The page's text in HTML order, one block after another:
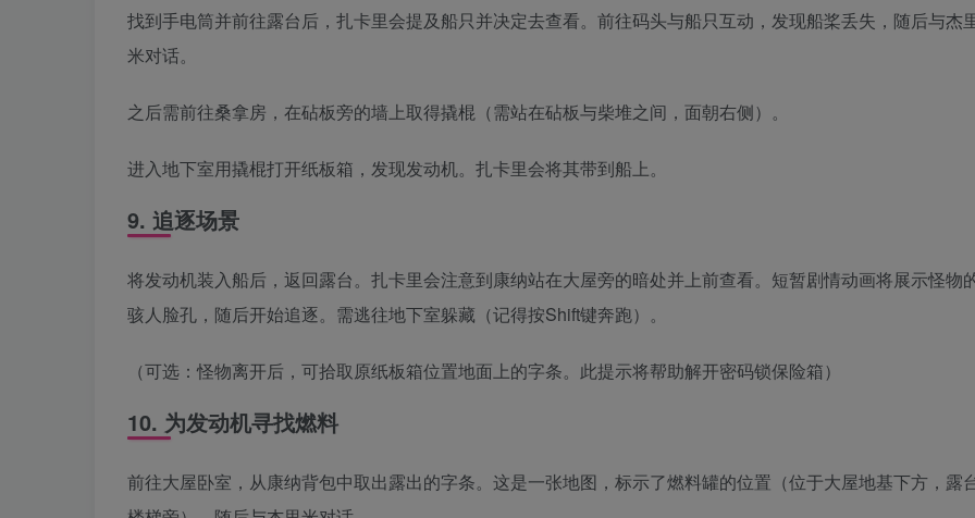
找到手电筒并前往露台后，扎卡里会提及船只并决定去查看。前往码头与船只互动，发现船桨丢失，随后与杰
米对话。
之后需前往桑拿房，在砧板旁的墙上取得撬棍（需站在砧板与柴堆之间，面朝右侧）。
进入地下室用撬棍打开纸板箱，发现发动机。扎卡里会将其带到船上。
9. 追逐场景
将发动机装入船后，返回露台。扎卡里会注意到康纳站在大屋旁的暗处并上前查看。短暂剧情动画将展示怪物
骇人脸孔，随后开始追逐。需逃往地下室躲藏（记得按Shift键奔跑）。
（可选：怪物离开后，可拾取原纸板箱位置地面上的字条。此提示将帮助解开密码锁保险箱）
10. 为发动机寻找燃料
前往大屋卧室，从康纳背包中取出露出的字条。这是一张地图，标示了燃料罐的位置（位于大屋地基下方，露